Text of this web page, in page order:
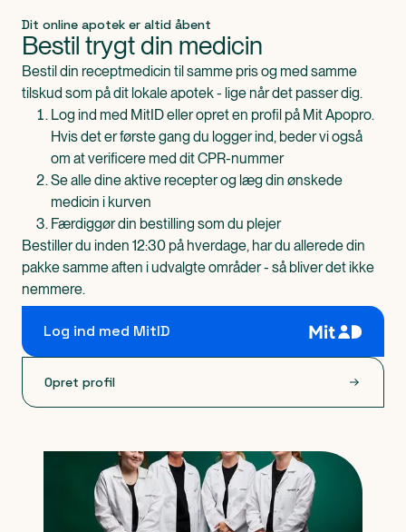
Dit online apotek er altid åbent
Bestil trygt din medicin
Bestil din receptmedicin til samme pris og med samme
tilskud som på dit lokale apotek - lige når det passer dig.
Log ind med MitID eller opret en profil på Mit Apopro.
Hvis det er første gang du logger ind, beder vi også
om at verificere med dit CPR-nummer
Se alle dine aktive recepter og læg din ønskede
medicin i kurven
Færdiggør din bestilling som du plejer
Bestiller du inden 12:30 på hverdage, har du allerede din
pakke samme aften i udvalgte områder - så bliver det ikke
nemmere.
Log ind med MitID
Opret profil